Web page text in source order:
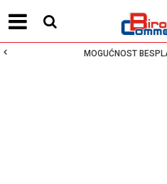
MOGUĆNOST